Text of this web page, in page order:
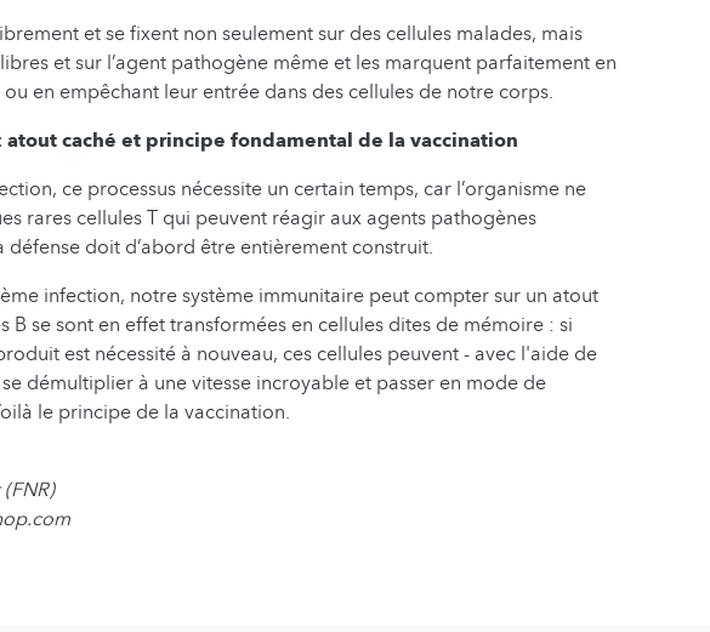
et se fixent non seulement sur des cellules malades, mais
et sur l’agent pathogène même et les marquent parfaitement en
en empêchant leur entrée dans des cellules de notre corps.
caché et principe fondamental de la vaccination
ce processus nécessite un certain temps, car l’organisme ne
rares cellules T qui peuvent réagir aux agents pathogènes
défense doit d’abord être entièrement construit.
infection, notre système immunitaire peut compter sur un atout
B se sont en effet transformées en cellules dites de mémoire : si
est nécessité à nouveau, ces cellules peuvent - avec l'aide de
démultiplier à une vitesse incroyable et passer en mode de
le principe de la vaccination.